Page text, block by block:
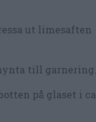
ut limesaften
till garnering.
på glaset i ca